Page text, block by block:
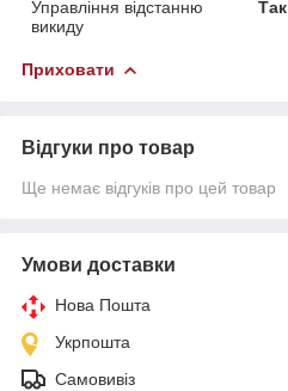
Управління відстанню
викиду
Так
Приховати
Відгуки про товар
Ще немає відгуків про цей товар
Умови доставки
Нова Пошта
Укрпошта
Самовивіз